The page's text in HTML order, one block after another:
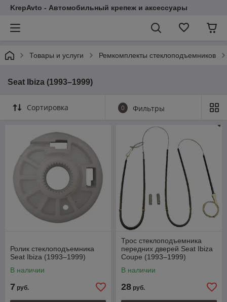
KrepAvto - Автомобильный крепеж и аксессуары
Товары и услуги Ремкомплекты стеклоподъемников
Seat Ibiza (1993–1999)
Сортировка 0 Фильтры
Ролик стеклоподъемника
Seat Ibiza (1993–1999)
В наличии
7 руб.
Трос стеклоподъемника
передних дверей Seat Ibiza
Coupe (1993–1999)
В наличии
28 руб.